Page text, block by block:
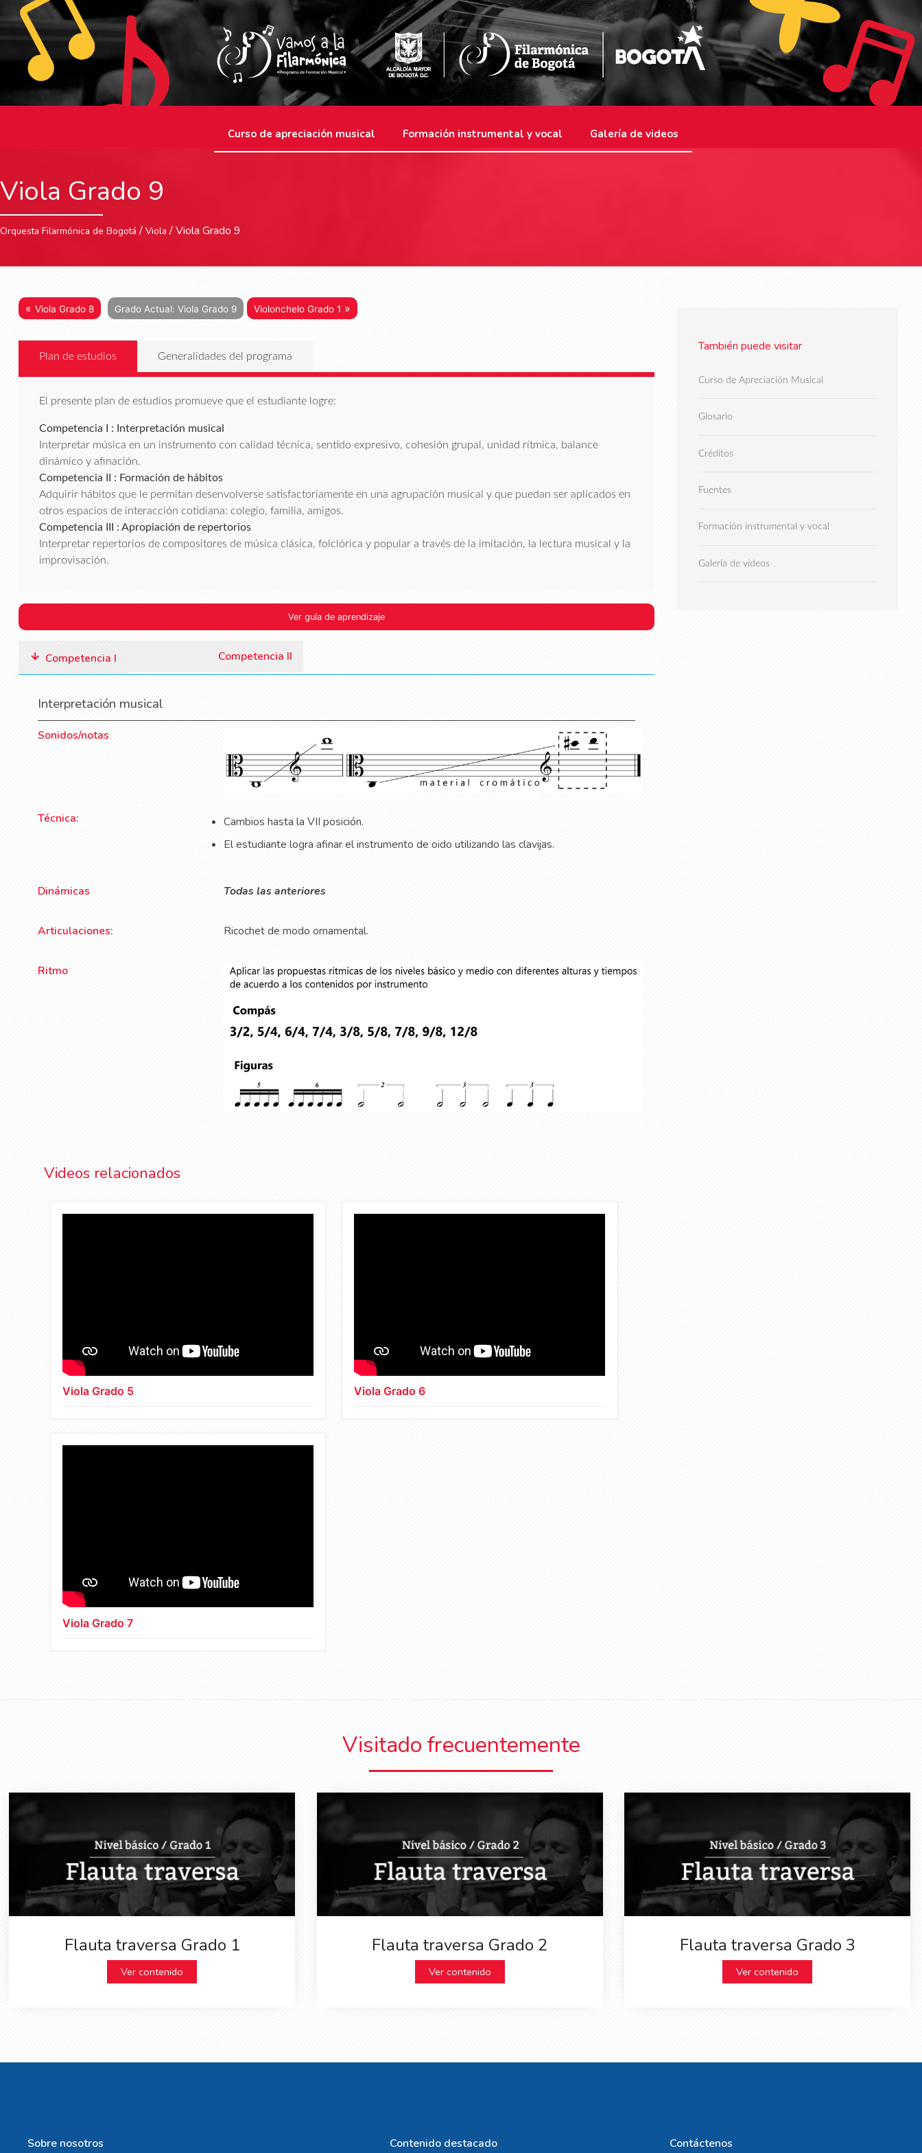
Curso de apreciación musical Formación instrumental y vocal Galería de videos
Viola Grado 9
Orquesta Filarmónica de Bogotá / Viola / Viola Grado 9
« Viola Grado 8 Grado Actual: Viola Grado 9 Violonchelo Grado 1 »
Plan de estudios Generalidades del programa
El presente plan de estudios promueve que el estudiante logre:
Competencia I : Interpretación musical
Interpretar música en un instrumento con calidad técnica, sentido expresivo, cohesión grupal, unidad rítmica, balance
dinámico y afinación.
Competencia II : Formación de hábitos
Adquirir hábitos que le permitan desenvolverse satisfactoriamente en una agrupación musical y que puedan ser aplicados en
otros espacios de interacción cotidiana: colegio, familia, amigos.
Competencia III : Apropiación de repertorios
Interpretar repertorios de compositores de música clásica, folclórica y popular a través de la imitación, la lectura musical y la
improvisación.
Ver guía de aprendizaje
Competencia I Competencia II
Interpretación musical
Sonidos/notas
Técnica:
Cambios hasta la VII posición.
El estudiante logra afinar el instrumento de oido utilizando las clavijas.
Dinámicas Todas las anteriores
Articulaciones: Ricochet de modo ornamental.
Ritmo
Videos relacionados
Viola Grado 5 Viola Grado 6
Viola Grado 7
También puede visitar
Curso de Apreciación Musical
Glosario
Créditos
Fuentes
Formación instrumental y vocal
Galería de videos
Visitado frecuentemente
Flauta traversa Grado 1
Ver contenido
Flauta traversa Grado 2
Ver contenido
Flauta traversa Grado 3
Ver contenido
Sobre nosotros Contenido destacado Contáctenos